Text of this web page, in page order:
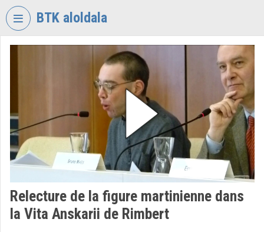
Skip header
BTK aloldala
FOR
THE
HUMANTITIES
Organization home
Organization discovery
Relecture de la figure martinienne dans
la Vita Anskarii de Rimbert